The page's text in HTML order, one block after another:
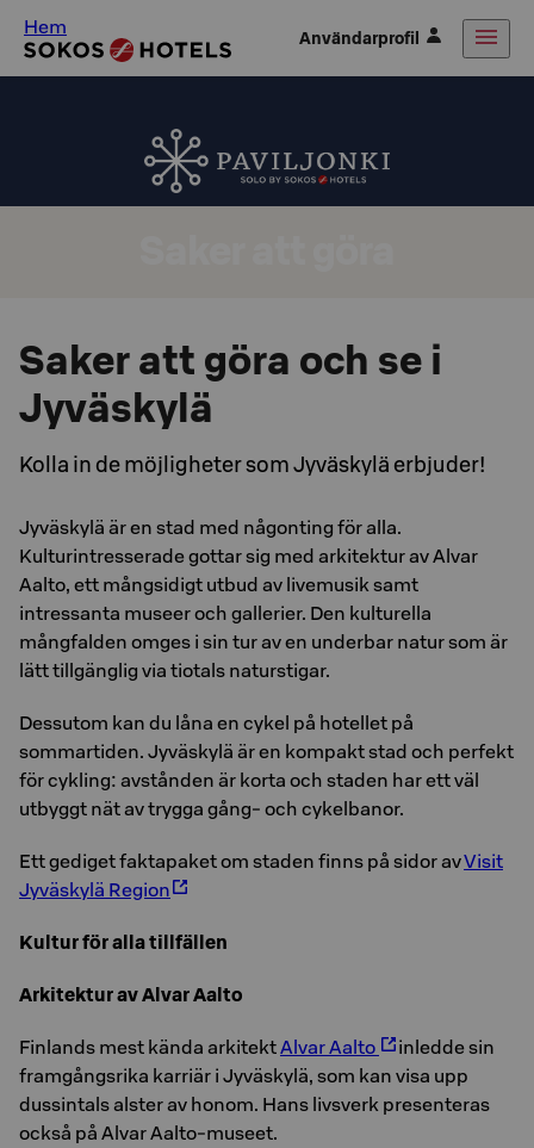
Hem Användarprofil
Saker att göra och se i
Jyväskylä
Kolla in de möjligheter som Jyväskylä erbjuder!
Jyväskylä är en stad med någonting för alla.
Kulturintresserade gottar sig med arkitektur av Alvar
Aalto, ett mångsidigt utbud av livemusik samt
intressanta museer och gallerier. Den kulturella
mångfalden omges i sin tur av en underbar natur som är
lätt tillgänglig via tiotals naturstigar.
Dessutom kan du låna en cykel på hotellet på
sommartiden. Jyväskylä är en kompakt stad och perfekt
för cykling: avstånden är korta och staden har ett väl
utbyggt nät av trygga gång- och cykelbanor.
Ett gediget faktapaket om staden finns på sidor avVisit
Jyväskylä Region
Kultur för alla tillfällen
Arkitektur av Alvar Aalto
Finlands mest kända arkitektAlvar Aalto
inledde sin
framgångsrika karriär i Jyväskylä, som kan visa upp
dussintals alster av honom. Hans livsverk presenteras
också på Alvar Aalto-museet.